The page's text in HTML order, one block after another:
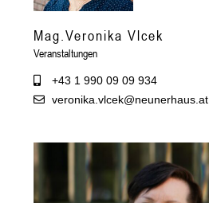
Mag.Veronika Vlcek
Veranstaltungen
+43 1 990 09 09 934
veronika.vlcek@neunerhaus.at